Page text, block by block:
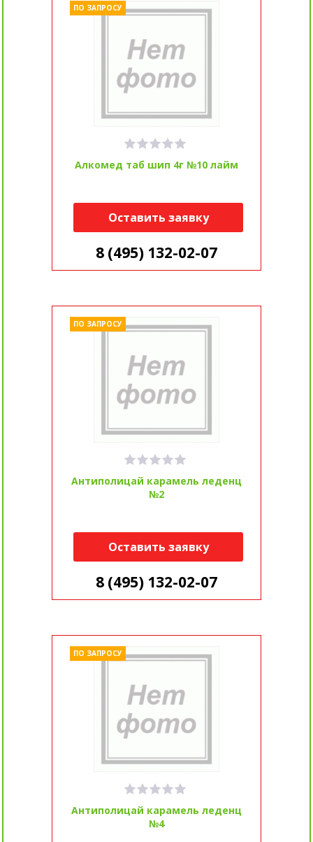
Алкомед таб шип 4г №10 лайм
ПО ЗАПРОСУ
Оставить заявку
8 (495) 132-02-07
Антиполицай карамель леденц
№2
ПО ЗАПРОСУ
Оставить заявку
8 (495) 132-02-07
Антиполицай карамель леденц
№4
ПО ЗАПРОСУ